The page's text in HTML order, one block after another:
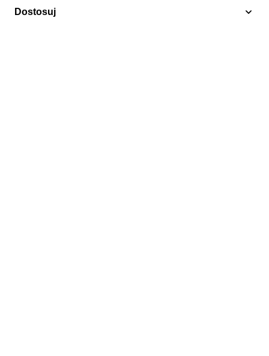
Dominika 1979 Mi 647-650 Czyste **
Dostosuj